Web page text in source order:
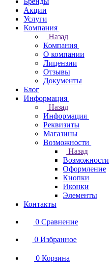
Акции
Услуги
Компания
Назад
Компания
О компании
Лицензии
Отзывы
Документы
Блог
Информация
Назад
Информация
Реквизиты
Магазины
Возможности
Назад
Возможности
Оформление
Кнопки
Иконки
Элементы
Контакты
0 Сравнение
0 Избранное
0 Корзина